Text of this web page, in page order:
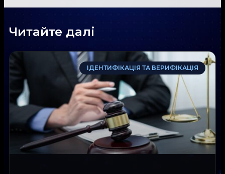
Читайте далі
ІДЕНТИФІКАЦІЯ ТА ВЕРИФІКАЦІЯ